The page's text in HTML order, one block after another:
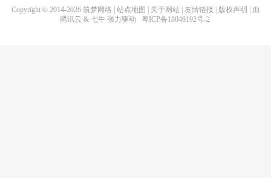
Copyright © 2014-2026 筑梦网络 站点地图 关于网站 友情链接 版权声明
| 由
腾讯云 & 七牛强力驱动 粤ICP备18046192号-2